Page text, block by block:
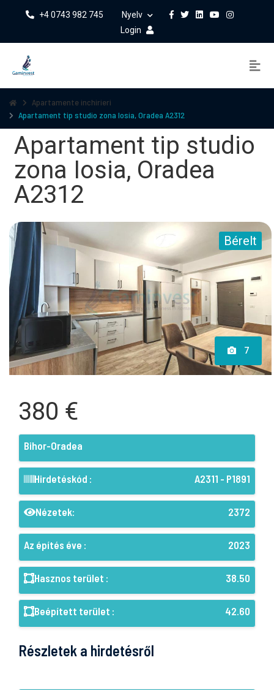
+4 0743 982 745
Nyelv
Login
Apartamente inchirieri
Apartament tip studio zona Iosia, Oradea A2312
Apartament tip studio
zona Iosia, Oradea
A2312
Bérelt
7
380 €
Bihor-Oradea
Hirdetéskód : A2311 - P1891
Nézetek: 2372
Az építés éve : 2023
Hasznos terület : 38.50
Beépített terület : 42.60
Részletek a hirdetésről